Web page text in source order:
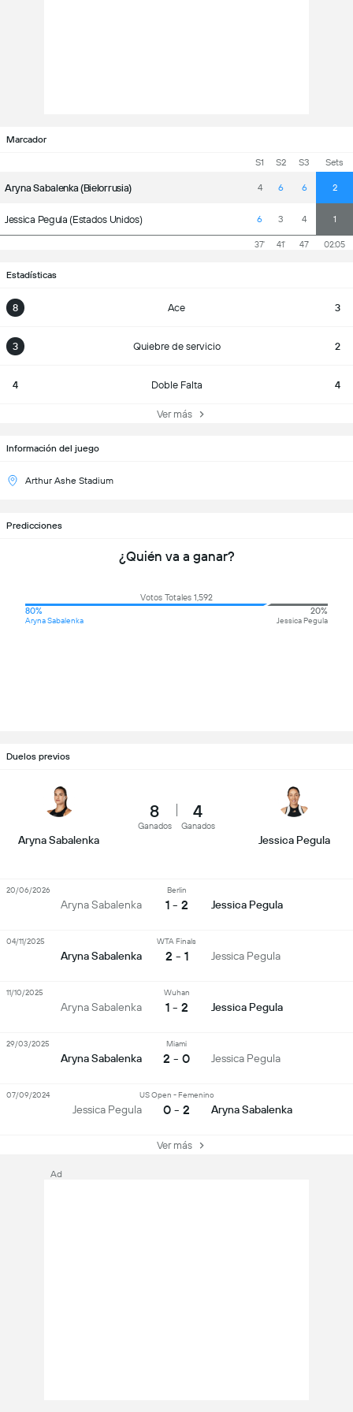
Marcador
S1 S2 S3 Sets
Aryna Sabalenka (Bielorrusia) 4 6 6 2
Jessica Pegula (Estados Unidos) 6 3 4 1
37' 41' 47' 02:05
Estadísticas
8 Ace 3
3 Quiebre de servicio 2
4 Doble Falta 4
Ver más
Información del juego
Arthur Ashe Stadium
Predicciones
¿Quién va a ganar?
Votos Totales 1,592
80%
Aryna Sabalenka
20%
Jessica Pegula
Duelos previos
Aryna Sabalenka
8
Ganados
4
Ganados
Jessica Pegula
Aryna Sabalenka
Berlin
1 - 2 Jessica Pegula
20/06/2026
Aryna Sabalenka
WTA Finals
2 - 1 Jessica Pegula
04/11/2025
Aryna Sabalenka
Wuhan
1 - 2 Jessica Pegula
11/10/2025
Aryna Sabalenka
Miami
2 - 0 Jessica Pegula
29/03/2025
Jessica Pegula
US Open - Femenino
0 - 2 Aryna Sabalenka
07/09/2024
Ver más
Ad